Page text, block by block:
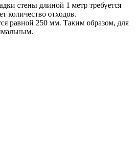
стены длиной 1 метр требуется
количество отходов.
равной 250 мм. Таким образом, для